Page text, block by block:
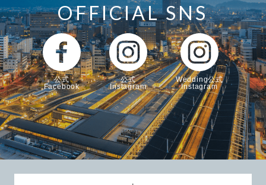
OFFICIAL SNS
公式
Facebook
公式
Instagram
Wedding公式
Instagram